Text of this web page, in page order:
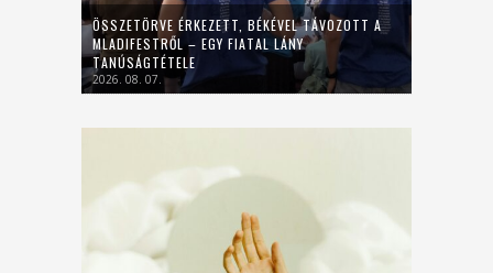
ÖSSZETÖRVE ÉRKEZETT, BÉKÉVEL TÁVOZOTT A
MLADIFESTRŐL – EGY FIATAL LÁNY
TANÚSÁGTÉTELE
2026. 08. 07.